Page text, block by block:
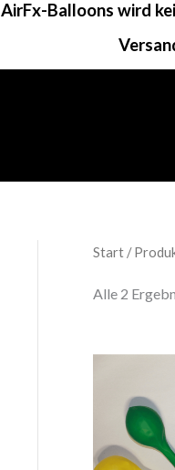
Balloons wird
Start/
Alle 2